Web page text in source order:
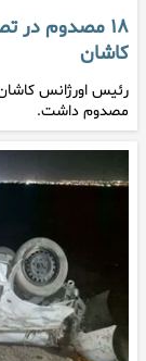
۱۸ مصدوم در
کاشان
مصدوم داشت.